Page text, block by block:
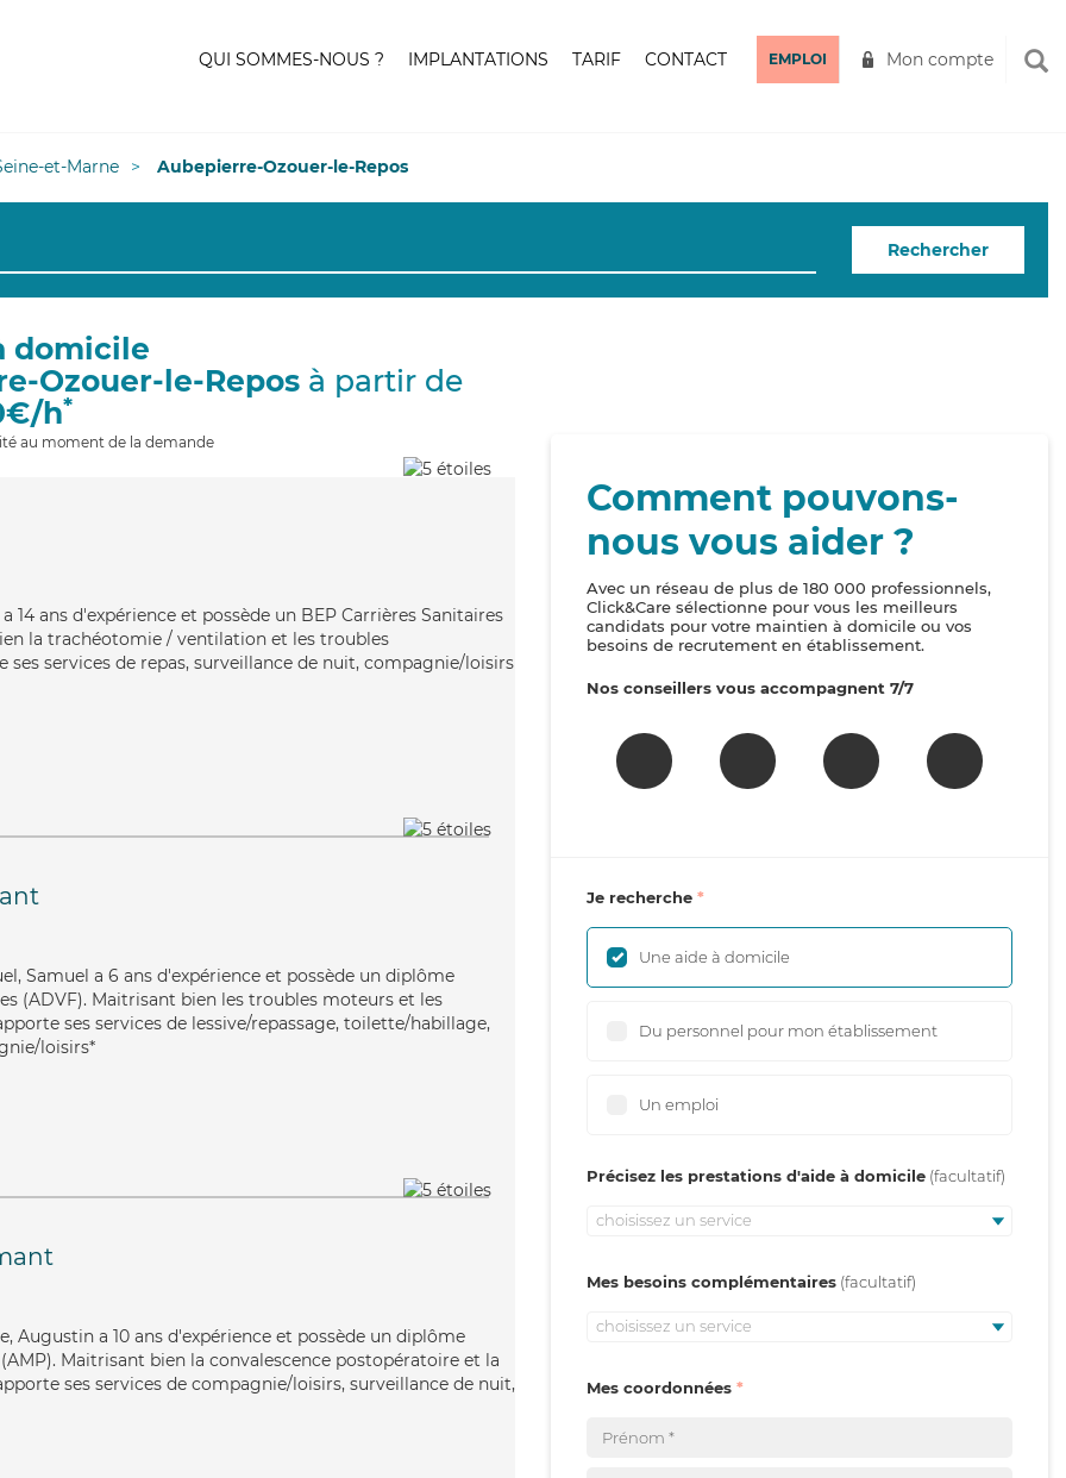
QUI SOMMES-NOUS ? IMPLANTATIONS TARIF CONTACT EMPLOI Mon compte
et-Marne Aubepierre-Ozouer-le-Repos
Rechercher
domicile
Ozouer-le-Reposà partir de
h*
au moment de la demande
14 ans d'expérience et possède un BEP Carrières Sanitaires
la trachéotomie / ventilation et les troubles
ses services de repas, surveillance de nuit, compagnie/loisirs
Samuel a 6 ans d'expérience et possède un diplôme
(ADVF). Maitrisant bien les troubles moteurs et les
ses services de lessive/repassage, toilette/habillage,
loisirs*
Augustin a 10 ans d'expérience et possède un diplôme
Maitrisant bien la convalescence postopératoire et la
ses services de compagnie/loisirs, surveillance de nuit,
Comment pouvons-
nous vous aider ?
Avec un réseau de plus de 180 000 professionnels,
Click&Care sélectionne pour vous les meilleurs
candidats pour votre maintien à domicile ou vos
besoins de recrutement en établissement.
Nos conseillers vous accompagnent 7/7
Je recherche
Une aide à domicile
Du personnel pour mon établissement
Un emploi
Précisez les prestations d'aide à domicile
choisissez un service
Mes besoins complémentaires
choisissez un service
Mes coordonnées